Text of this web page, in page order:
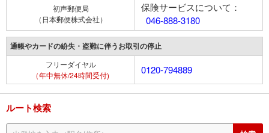
初声郵便局
（日本郵便株式会社）
保険サービスについて：
046-888-3180
通帳やカードの紛失・盗難に伴うお取引の停止
フリーダイヤル
（年中無休/24時間受付)
0120-794889
ルート検索